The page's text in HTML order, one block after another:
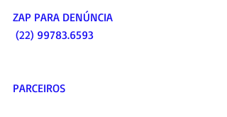
ZAP PARA DENÚNCIA
(22) 99783.6593
PARCEIROS